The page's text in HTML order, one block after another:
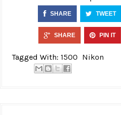
SHARE TWEET
SHARE PIN IT
Tagged With: 1500 Nikon